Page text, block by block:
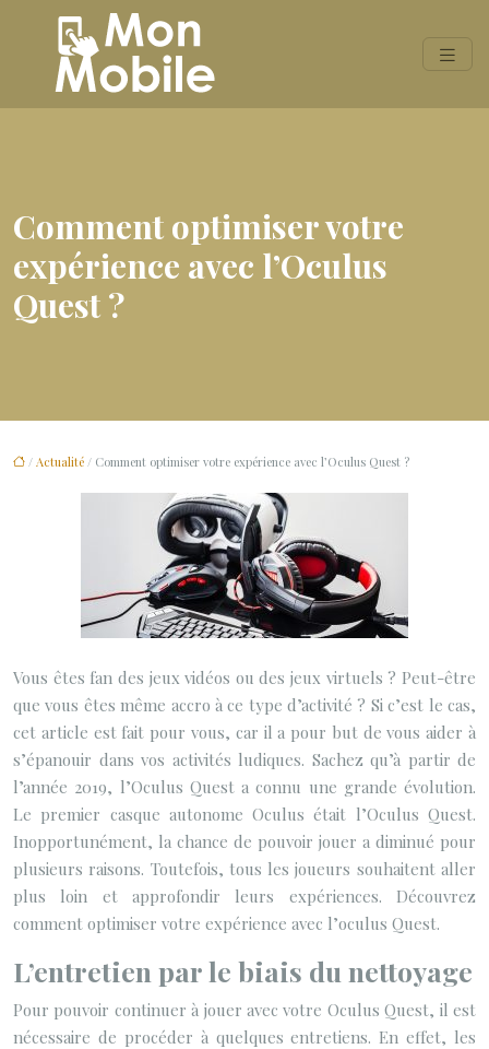
Comment optimiser votre
expérience avec l’Oculus
Quest ?
/ Actualité / Comment optimiser votre expérience avec l’Oculus Quest ?
Vous êtes fan des jeux vidéos ou des jeux virtuels ? Peut-être
que vous êtes même accro à ce type d’activité ? Si c’est le cas,
cet article est fait pour vous, car il a pour but de vous aider à
s’épanouir dans vos activités ludiques. Sachez qu’à partir de
l’année 2019, l’Oculus Quest a connu une grande évolution.
Le premier casque autonome Oculus était l’Oculus Quest.
Inopportunément, la chance de pouvoir jouer a diminué pour
plusieurs raisons. Toutefois, tous les joueurs souhaitent aller
plus loin et approfondir leurs expériences. Découvrez
comment optimiser votre expérience avec l’oculus Quest.
L’entretien par le biais du nettoyage
Pour pouvoir continuer à jouer avec votre Oculus Quest, il est
nécessaire de procéder à quelques entretiens. En effet, les